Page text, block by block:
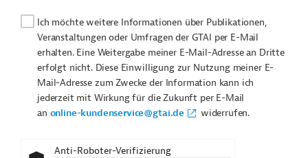
Ich möchte weitere Informationen über Publikationen,
Veranstaltungen oder Umfragen der GTAI per E-Mail
erhalten. Eine Weitergabe meiner E-Mail-Adresse an Dritte
erfolgt nicht. Diese Einwilligung zur Nutzung meiner E-
Mail-Adresse zum Zwecke der Information kann ich
jederzeit mit Wirkung für die Zukunft per E-Mail
an online-kundenservice@gtai.de widerrufen.
Anti-Roboter-Verifizierung